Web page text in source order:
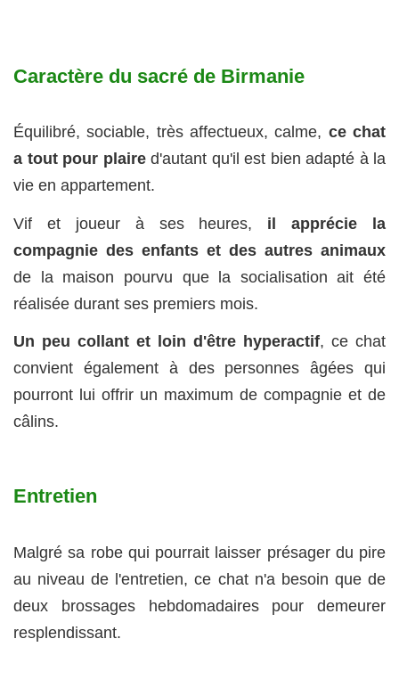
Caractère du sacré de Birmanie
Équilibré, sociable, très affectueux, calme, ce chat
a tout pour plaired'autant qu'il est bien adapté à la
vie en appartement.
Vif et joueur à ses heures, il apprécie la
compagnie des enfants et des autres animaux
de la maison pourvu que la socialisation ait été
réalisée durant ses premiers mois.
Un peu collant et loin d'être hyperactif, ce chat
convient également à des personnes âgées qui
pourront lui offrir un maximum de compagnie et de
câlins.
Entretien
Malgré sa robe qui pourrait laisser présager du pire
au niveau de l'entretien, ce chat n'a besoin que de
deux brossages hebdomadaires pour demeurer
resplendissant.